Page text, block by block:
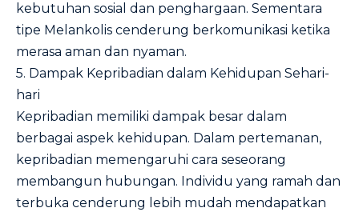
kebutuhan sosial dan penghargaan. Sementara
tipe Melankolis cenderung berkomunikasi ketika
merasa aman dan nyaman.
5. Dampak Kepribadian dalam Kehidupan Sehari-
hari
Kepribadian memiliki dampak besar dalam
berbagai aspek kehidupan. Dalam pertemanan,
kepribadian memengaruhi cara seseorang
membangun hubungan. Individu yang ramah dan
terbuka cenderung lebih mudah mendapatkan